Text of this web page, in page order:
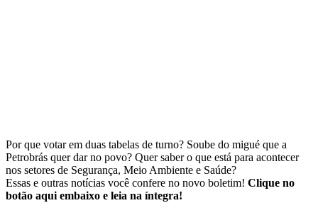
Por que votar em duas tabelas de turno? Soube do migué que a
Petrobrás quer dar no povo? Quer saber o que está para acontecer
nos setores de Segurança, Meio Ambiente e Saúde?
Essas e outras notícias você confere no novo boletim! Clique no
botão aqui embaixo e leia na íntegra!